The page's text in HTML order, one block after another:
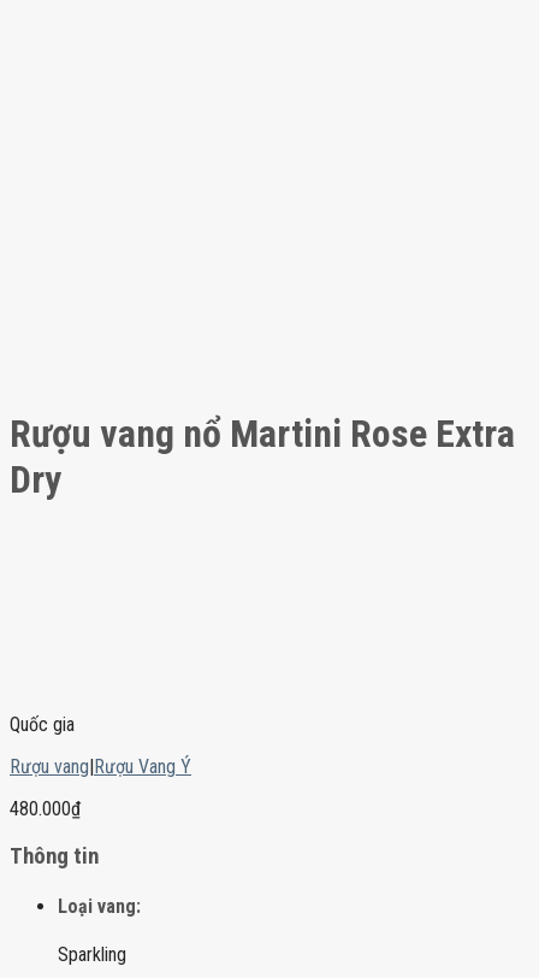
Rượu vang nổ Martini Rose Extra
Dry
Quốc gia
Rượu vang|Rượu Vang Ý
480.000₫
Thông tin
Loại vang:
Sparkling